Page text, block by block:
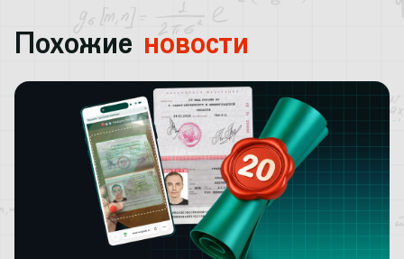
Похожие новости